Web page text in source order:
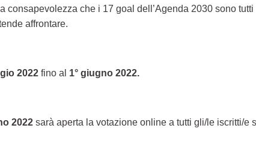
consapevolezza che i 17 goal dell’Agenda 2030 sono
affrontare.
2022 fino al 1° giugno 2022.
2022 sarà aperta la votazione online a tutti gli/le iscritti/e